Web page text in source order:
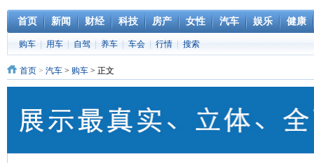
首页 新闻 财经 科技 房产 女性 汽车 娱乐 健康
购车 用车 自驾 养车 车会 行情 搜索
首页 > 汽车 > 购车 > 正文